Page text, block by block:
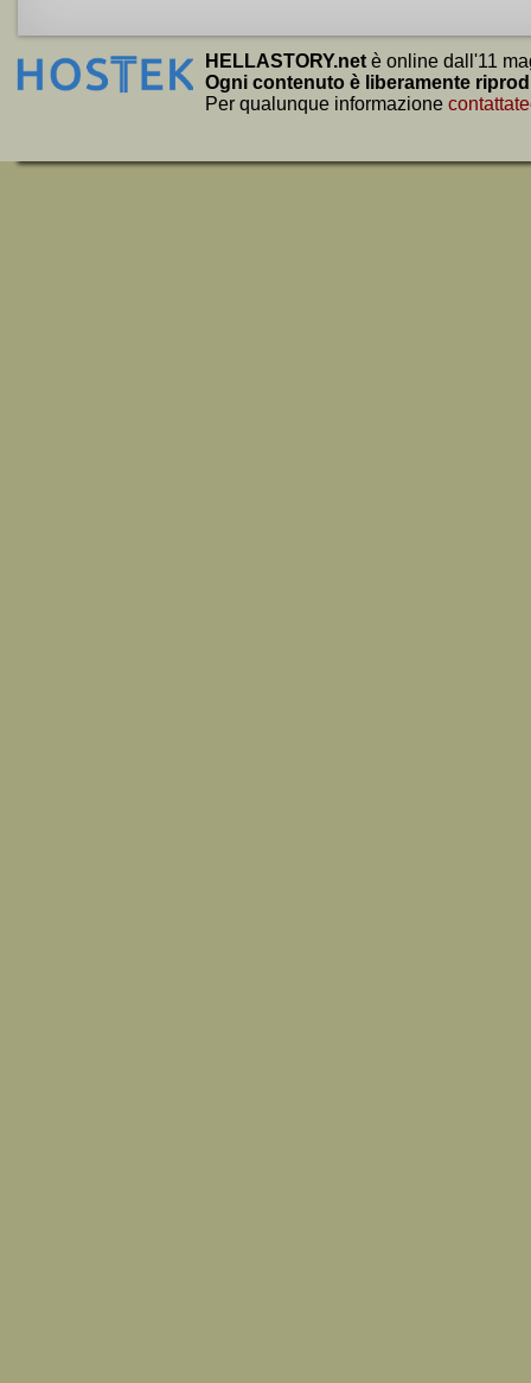
HELLASTORY.net è online dall'11
Ogni contenuto è liberamente
Per qualunque informazione